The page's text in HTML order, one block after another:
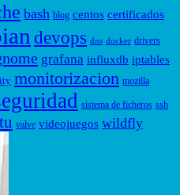
bash blog centos certificados
devops dns docker drivers
grafana influxdb iptables
monitorizacion mozilla
sistema de ficheros ssh
valve videojuegos wildfly